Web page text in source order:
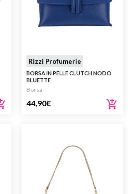
Rizzi Profumerie
BORSA IN PELLE CLUTCH NODO
BLUETTE
Borsa
44,90€